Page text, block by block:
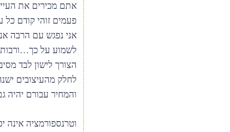
אתם מכירים את
פעמים זוהי קודם כל
אני נפגש עם הרבה
לשמוע על
הצורך לישון לבד
לחלק מהעיצובים
והמחיר עבורם יהיה
וטרנספורמציה אינה